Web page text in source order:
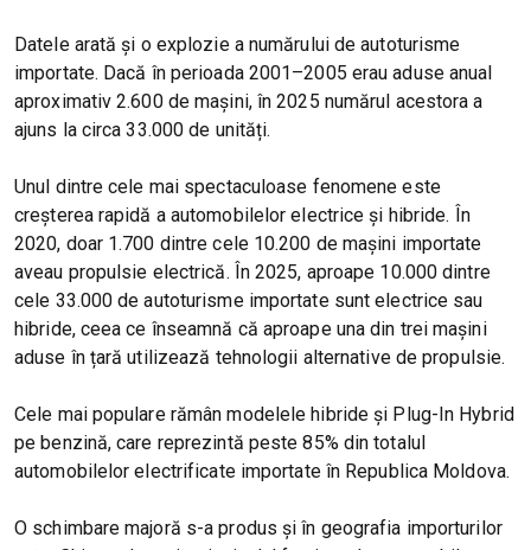
Datele arată și o explozie a numărului de autoturisme
importate. Dacă în perioada 2001–2005 erau aduse anual
aproximativ 2.600 de mașini, în 2025 numărul acestora a
ajuns la circa 33.000 de unități.
Unul dintre cele mai spectaculoase fenomene este
creșterea rapidă a automobilelor electrice și hibride. În
2020, doar 1.700 dintre cele 10.200 de mașini importate
aveau propulsie electrică. În 2025, aproape 10.000 dintre
cele 33.000 de autoturisme importate sunt electrice sau
hibride, ceea ce înseamnă că aproape una din trei mașini
aduse în țară utilizează tehnologii alternative de propulsie.
Cele mai populare rămân modelele hibride și Plug-In Hybrid
pe benzină, care reprezintă peste 85% din totalul
automobilelor electrificate importate în Republica Moldova.
O schimbare majoră s-a produs și în geografia importurilor